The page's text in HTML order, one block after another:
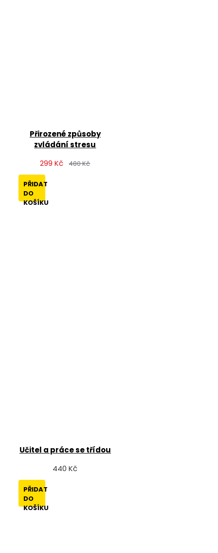
Přirozené způsoby
zvládání stresu
299 Kč
480 Kč
PŘIDAT
DO
KOŠÍKU
Učitel a práce se třídou
440 Kč
PŘIDAT
DO
KOŠÍKU